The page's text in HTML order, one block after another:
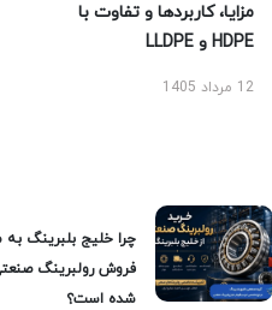
مزایا، کاربردها و تفاوت با
HDPE و LLDPE
12 مرداد 1405
چرا خلیج بلبرینگ به
فروش رولبرینگ
شده است؟